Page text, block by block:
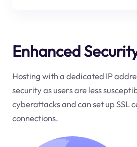
Enhanced
Hosting with a dedicated IP
security as users are less
cyberattacks and can set up SSL
connections.